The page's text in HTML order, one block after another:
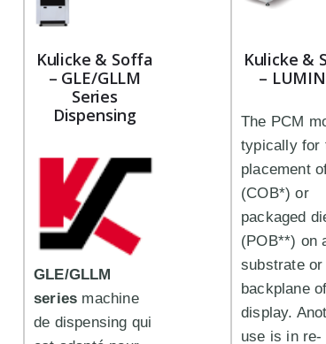
Kulicke & Soffa
– GLE/GLLM
Series
Dispensing
GLE/GLLM
series machine
de dispensing qui
Kulicke &
–
The PCM
typically for
placement
(COB*) or
packaged
(POB**) on
substrate or
backplane
display.
use is in re-